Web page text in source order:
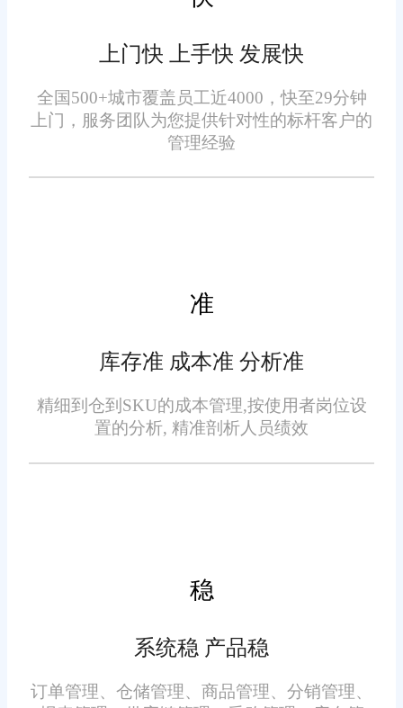
货或过剩现象的发生。同时，支
持多仓库管理，优化库存布局，
降低物流成本，确保企业资金流
的健康运转。
高效订单处理，提升客户满
准确性。此外，与主流快递公司
印、物流跟踪等功能，让客户和
商家都能实时掌握货物动态，提
升客户满意度。
进销售增长
旺店通系统允许企业根据市
折扣，都能轻松设置，助力企业
数据驱动决策，科学制定经
营策略
上门快 上手快 发展快
全国500+城市覆盖员工近4000，快至29分钟
上门，服务团队为您提供针对性的标杆客户的
管理经验
准
库存准 成本准 分析准
精细到仓到SKU的成本管理,按使用者岗位设
置的分析, 精准剖析人员绩效
稳
系统稳 产品稳
订单管理、仓储管理、商品管理、分销管理、